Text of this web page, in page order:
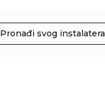
Pronađi svog instalatera